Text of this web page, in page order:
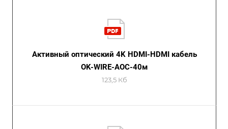
Активный оптический 4K HDMI-HDMI кабель
OK-WIRE-AOC-40м
123,5 Кб